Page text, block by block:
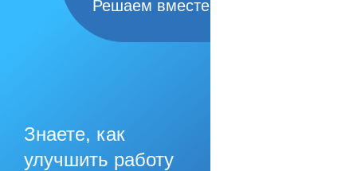
Решаем вместе
Знаете, как
улучшить работу